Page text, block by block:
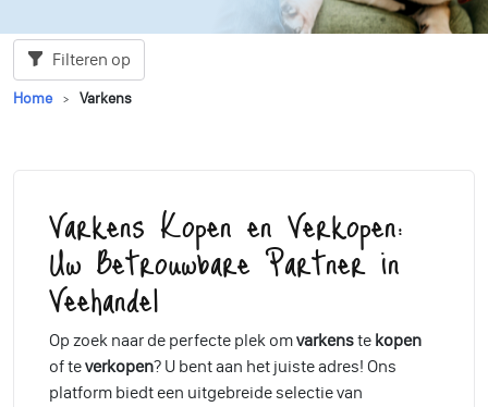
Filteren op
Home Varkens
Varkens Kopen en Verkopen:
Uw Betrouwbare Partner in
Veehandel
Op zoek naar de perfecte plek omvarkenste kopen
of teverkopen? U bent aan het juiste adres! Ons
platform biedt een uitgebreide selectie van